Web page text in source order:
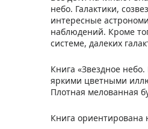
небо. Галактики,
интересные
наблюдений. Кроме
системе, далеких
Книга «Звездное
яркими цветными
Плотная мелованная
Книга ориентирована